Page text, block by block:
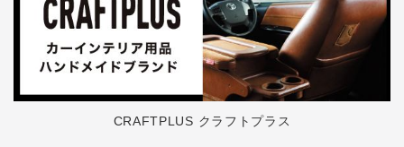
CRAFTPLUS クラフトプラス